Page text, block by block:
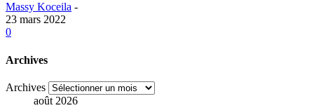
Massy Koceila -
23 mars 2022
0
Archives
Archives
août 2026